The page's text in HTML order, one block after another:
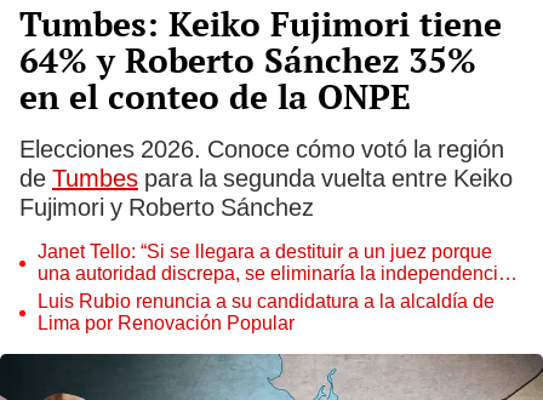
Tumbes: Keiko Fujimori tiene
64% y Roberto Sánchez 35%
en el conteo de la ONPE
Elecciones 2026. Conoce cómo votó la región
de Tumbes para la segunda vuelta entre Keiko
Fujimori y Roberto Sánchez
Janet Tello: “Si se llegara a destituir a un juez porque
una autoridad discrepa, se eliminaría la independencia
judicial”
Luis Rubio renuncia a su candidatura a la alcaldía de
Lima por Renovación Popular